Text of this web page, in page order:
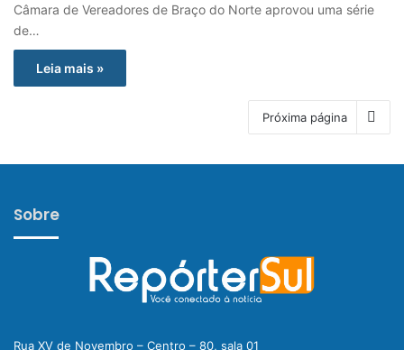
Câmara de Vereadores de Braço do Norte aprovou uma série
de…
Leia mais »
Próxima página
Sobre
Rua XV de Novembro – Centro – 80, sala 01